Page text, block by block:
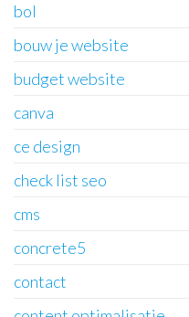
bol
bouw je website
budget website
canva
ce design
check list seo
cms
concrete5
contact